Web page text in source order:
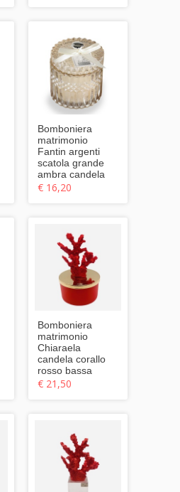
Bomboniera
matrimonio
Fantin argenti
scatola grande
ambra candela
€ 16,20
Bomboniera
matrimonio
Chiaraela
candela corallo
rosso bassa
€ 21,50